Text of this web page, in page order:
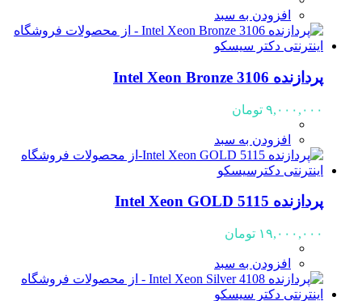
افزودن به سبد
پردازنده Intel Xeon Bronze 3106
۹,۰۰۰,۰۰۰ تومان
افزودن به سبد
پردازنده Intel Xeon GOLD 5115
۱۹,۰۰۰,۰۰۰ تومان
افزودن به سبد